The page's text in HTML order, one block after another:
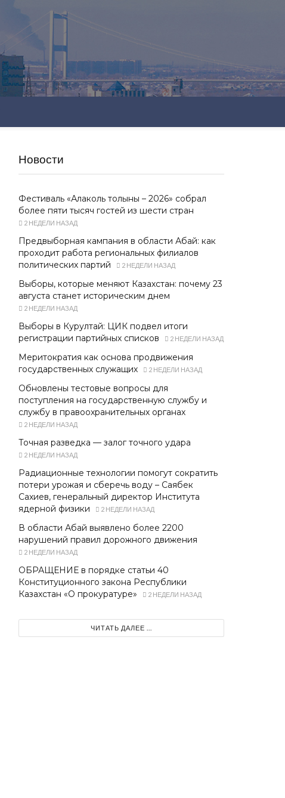
Новости
Фестиваль «Алаколь толқыны – 2026» собрал
более пяти тысяч гостей из шести стран
2 НЕДЕЛИ НАЗАД
Предвыборная кампания в области Абай: как
проходит работа региональных филиалов
политических партий
2 НЕДЕЛИ НАЗАД
Выборы, которые меняют Казахстан: почему 23
августа станет историческим днем
2 НЕДЕЛИ НАЗАД
Выборы в Курултай: ЦИК подвел итоги
регистрации партийных списков
2 НЕДЕЛИ НАЗАД
Меритократия как основа продвижения
государственных служащих
2 НЕДЕЛИ НАЗАД
Обновлены тестовые вопросы для
поступления на государственную службу и
службу в правоохранительных органах
2 НЕДЕЛИ НАЗАД
Точная разведка — залог точного удара
2 НЕДЕЛИ НАЗАД
Радиационные технологии помогут сократить
потери урожая и сберечь воду – Саябек
Сахиев, генеральный директор Института
ядерной физики
2 НЕДЕЛИ НАЗАД
В области Абай выявлено более 2200
нарушений правил дорожного движения
2 НЕДЕЛИ НАЗАД
ОБРАЩЕНИЕ в порядке статьи 40
Конституционного закона Республики
Казахстан «О прокуратуре»
2 НЕДЕЛИ НАЗАД
ЧИТАТЬ ДАЛЕЕ ...